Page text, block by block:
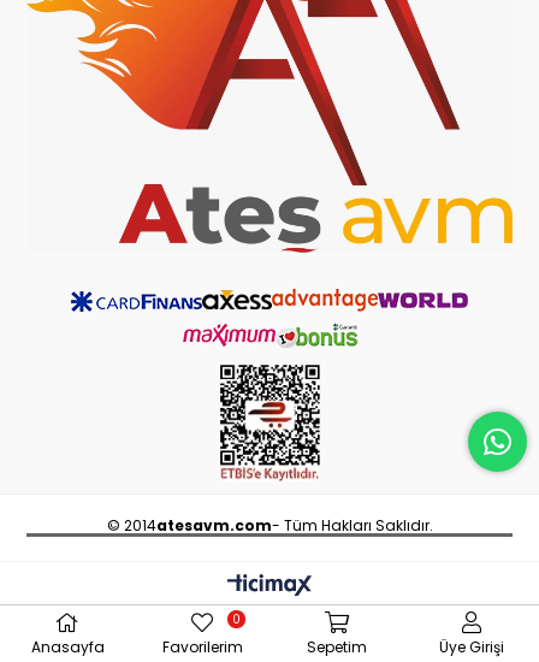
© 2014atesavm.com- Tüm Hakları Saklıdır.
Anasayfa Favorilerim
0
Sepetim Üye Girişi